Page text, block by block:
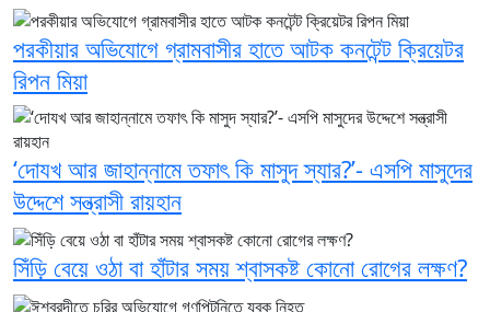
পরকীয়ার অভিযোগে গ্রামবাসীর হাতে আটক কনটেন্ট ক্রিয়েটর
রিপন মিয়া
‘দোযখ আর জাহান্নামে তফাৎ কি মাসুদ স্যার?’- এসপি মাসুদের
উদ্দেশে সন্ত্রাসী রায়হান
সিঁড়ি বেয়ে ওঠা বা হাঁটার সময় শ্বাসকষ্ট কোনো রোগের লক্ষণ?